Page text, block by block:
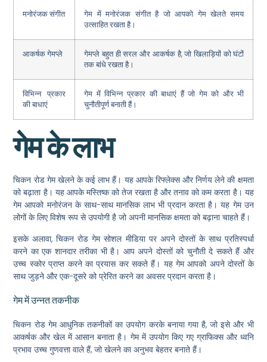
मनोरंजक संगीत
गेम में मनोरंजक संगीत है जो आपको गेम खेलते समय
उत्साहित रखता है।
आकर्षक गेमप्ले
गेमप्ले बहुत ही सरल और आकर्षक है, जो खिलाड़ियों को घंटों
तक बांधे रखता है।
विभिन्न प्रकार
की बाधाएं
गेम में विभिन्न प्रकार की बाधाएं हैं जो गेम को और भी
चुनौतीपूर्ण बनाती हैं।
गेम के लाभ
चिकन रोड गेम खेलने के कई लाभ हैं। यह आपके रिफ्लेक्स और निर्णय लेने की क्षमता
को बढ़ाता है। यह आपके मस्तिष्क को तेज रखता है और तनाव को कम करता है। यह
गेम आपको मनोरंजन के साथ-साथ मानसिक लाभ भी प्रदान करता है। यह गेम उन
लोगों के लिए विशेष रूप से उपयोगी है जो अपनी मानसिक क्षमता को बढ़ाना चाहते हैं।
इसके अलावा, चिकन रोड गेम सोशल मीडिया पर अपने दोस्तों के साथ प्रतिस्पर्धा
करने का एक शानदार तरीका भी है। आप अपने दोस्तों को चुनौती दे सकते हैं और
उच्च स्कोर प्राप्त करने का प्रयास कर सकते हैं। यह गेम आपको अपने दोस्तों के
साथ जुड़ने और एक-दूसरे को प्रेरित करने का अवसर प्रदान करता है।
गेम में उन्नत तकनीक
चिकन रोड गेम आधुनिक तकनीकों का उपयोग करके बनाया गया है, जो इसे और भी
आकर्षक और खेल में आसान बनाता है। गेम में उपयोग किए गए ग्राफिक्स और ध्वनि
प्रभाव उच्च गुणवत्ता वाले हैं, जो खेलने का अनुभव बेहतर बनाते हैं।